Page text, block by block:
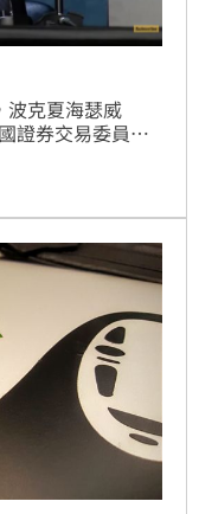
波克夏海瑟威
證券交易委員會
是，巴菲特大砍
二季按兵不動，
筆加碼啤酒股與
持倉，藏招意味濃